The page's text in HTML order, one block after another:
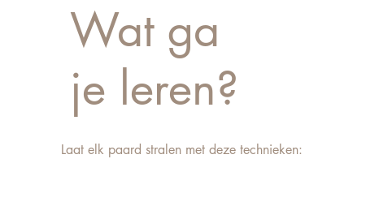
Wat ga
je leren?
Laat elk paard stralen met deze technieken: